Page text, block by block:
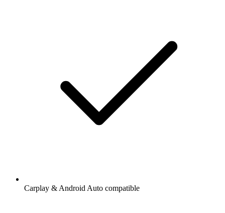
Carplay & Android Auto compatible